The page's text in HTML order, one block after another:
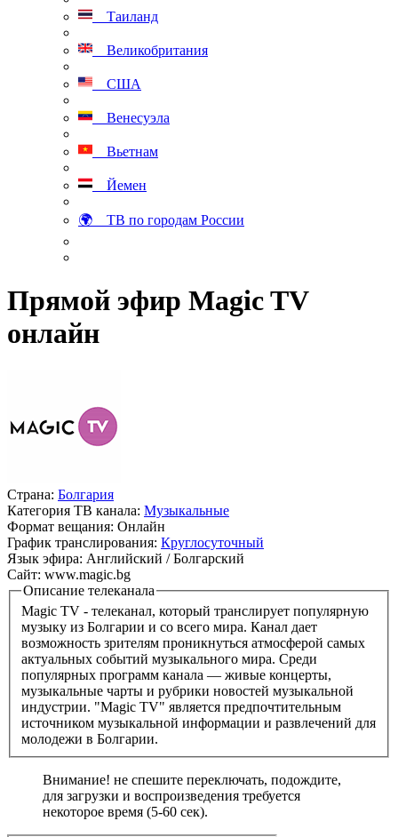
Таиланд
Великобритания
США
Венесуэла
Вьетнам
Йемен
🌍 ТВ по городам России
Прямой эфир Magic TV
онлайн
Страна: Болгария
Категория ТВ канала: Музыкальные
Формат вещания: Онлайн
График транслирования: Круглосуточный
Язык эфира: Английский / Болгарский
Сайт: www.magic.bg
Описание телеканала
Magic TV - телеканал, который транслирует популярную
музыку из Болгарии и со всего мира. Канал дает
возможность зрителям проникнуться атмосферой самых
актуальных событий музыкального мира. Среди
популярных программ канала — живые концерты,
музыкальные чарты и рубрики новостей музыкальной
индустрии. "Magic TV" является предпочтительным
источником музыкальной информации и развлечений для
молодежи в Болгарии.
Внимание! не спешите переключать, подождите,
для загрузки и воспроизведения требуется
некоторое время (5-60 сек).